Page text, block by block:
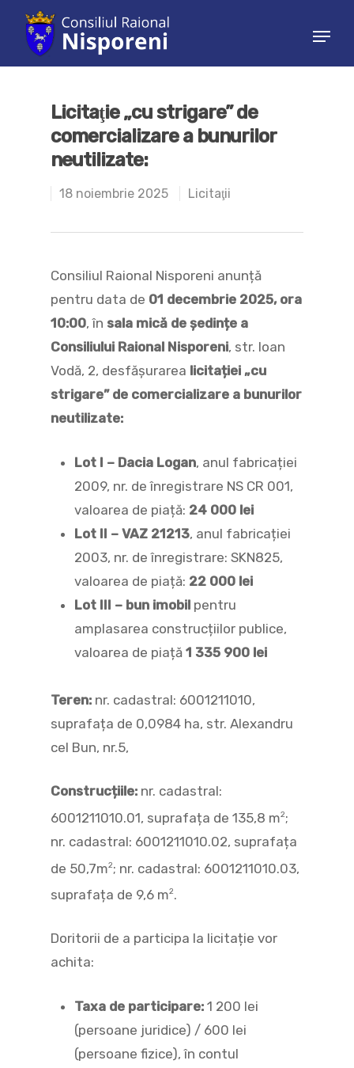
Licitaţie „cu strigare” de
comercializare a bunurilor
neutilizate:
18 noiembrie 2025 Licitaţii
Consiliul Raional Nisporeni anunță
pentru data de 01 decembrie 2025, ora
10:00, în sala mică de ședințe a
Consiliului Raional Nisporeni, str. Ioan
Vodă, 2, desfășurarea licitației „cu
strigare” de comercializare a bunurilor
neutilizate:
Lot I – Dacia Logan, anul fabricației
2009, nr. de înregistrare NS CR 001,
valoarea de piață: 24 000 lei
Lot II – VAZ 21213, anul fabricației
2003, nr. de înregistrare: SKN825,
valoarea de piață: 22 000 lei
Lot III – bun imobil pentru
amplasarea construcțiilor publice,
valoarea de piață 1 335 900 lei
Teren: nr. cadastral: 6001211010,
suprafața de 0,0984 ha, str. Alexandru
cel Bun, nr.5,
Construcțiile: nr. cadastral:
6001211010.01, suprafața de 135,8 m2;
nr. cadastral: 6001211010.02, suprafața
de 50,7m2; nr. cadastral: 6001211010.03,
suprafața de 9,6 m2.
Doritorii de a participa la licitație vor
achita:
Taxa de participare: 1 200 lei
(persoane juridice) / 600 lei
(persoane fizice), în contul